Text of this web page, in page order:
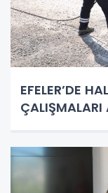
EFELER’DE
ÇALIŞMALARI